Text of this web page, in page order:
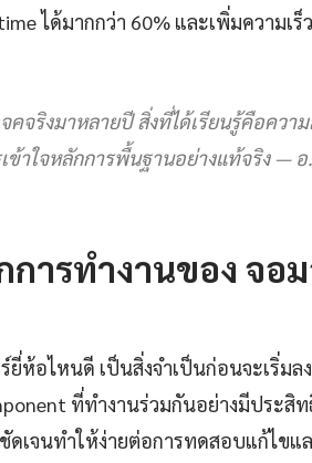
ได้มากกว่า 60% และเพิ่มความเร็
จริงมาหลายปี สิ่งที่ได้เรียนรู้คือควา
ข้าใจหลักการพื้นฐานอย่างแท้จริง —
ารทำงานของ จอ
ยี่ห้อไหนดี เป็นสิ่งจำเป็นก่อนจะเริ่ม
ที่ทำงานร่วมกันอย่างมีประสิ
เจนทำให้ง่ายต่อการทดสอบแก้ไขแ